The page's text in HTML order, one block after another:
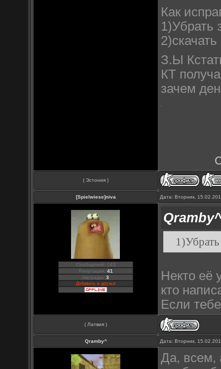
Как
1)Убрать
З.Ы
КТ
зачем
( Эстония )
[Spielwiese]niva Дата: Вторник,
Сообщений: 143
Репутация: 41
Награды:3
Добавить в друзья
Некто её
кто
Если
( Латвия )
Qramby^ Дата: Вторник,
Да, всем,